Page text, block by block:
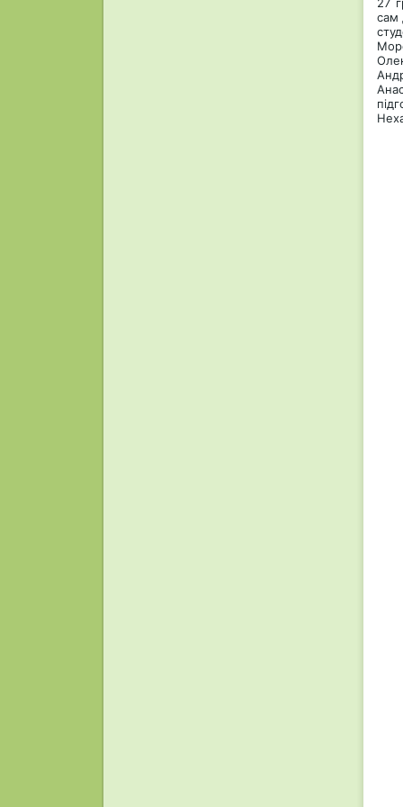
сам